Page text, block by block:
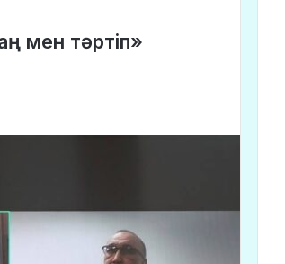
мен тәртіп»